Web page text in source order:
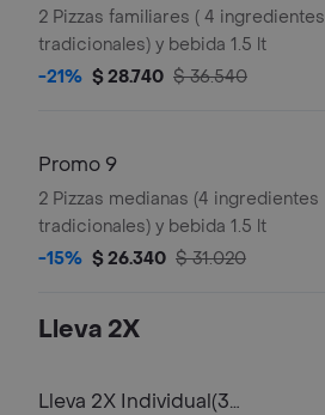
2 Pizzas familiares ( 4 ingredientes
tradicionales) y bebida 1.5 lt
-21% $ 28.740 $ 36.540
Promo 9
2 Pizzas medianas (4 ingredientes
tradicionales) y bebida 1.5 lt
-15% $ 26.340 $ 31.020
Lleva 2X
Lleva 2X Individual(3